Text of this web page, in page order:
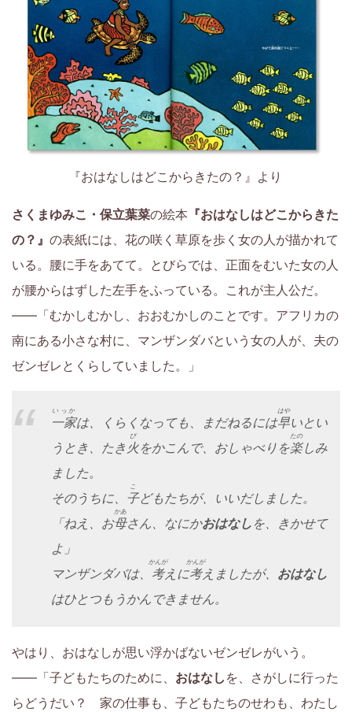
子
さ
ま
を
お
ち
方
と
『おはなしはどこからきたの？』より
さくまゆみこ・保立葉菜の絵本 『おはなしはどこからきた
の？』 の表紙には、花の咲く草原を歩く女の人が描かれて
いる。腰に手をあてて。とびらでは、正面をむいた女の人
が腰からはずした左手をふっている。これが主人公だ。
――「むかしむかし、おおむかしのことです。アフリカの
南にある小さな村に、マンザンダバという女の人が、夫の
ゼンゼレとくらしていました。」
一家
いっか
は、くらくなっても、まだねるには早
はや
いとい
うとき、たき 火
び
をかこんで、おしゃべりを楽
たの
しみ
ました。
そのうちに、 子
こ
どもたちが、いいだしました。
「ねえ、お母
かあ
さん、なにかおはなし を、きかせて
よ」
マンザンダバは、 考
かんが
えに考
かんが
えましたが、 おはなし
はひとつもうかんできません。
やはり、おはなしが思い浮かばないゼンゼレがいう。
――「子どもたちのために、 おはなし を、さがしに行った
らどうだい？ 家の仕事も、子どもたちのせわも、わたし